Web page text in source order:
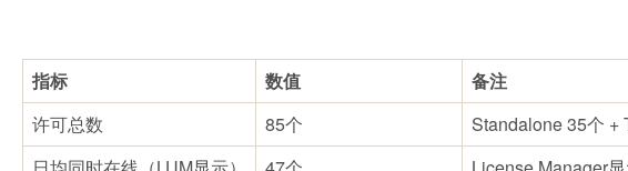
指标 数值
备注
许可总数
85个
Standalone 35个 +